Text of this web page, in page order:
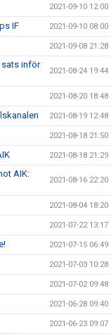
2021-09-10 12:00
IF 2021-09-10 08:00
2021-09-08 21:28
sats inför
2021-08-24 19:44
2021-08-20 18:48
2021-08-19 12:48
2021-08-18 21:50
2021-08-18 21:29
AIK:
2021-08-16 22:20
2021-08-04 18:20
2021-07-22 13:17
2021-07-15 06:49
2021-07-03 10:28
2021-07-02 09:48
2021-06-28 09:40
2021-06-23 09:07